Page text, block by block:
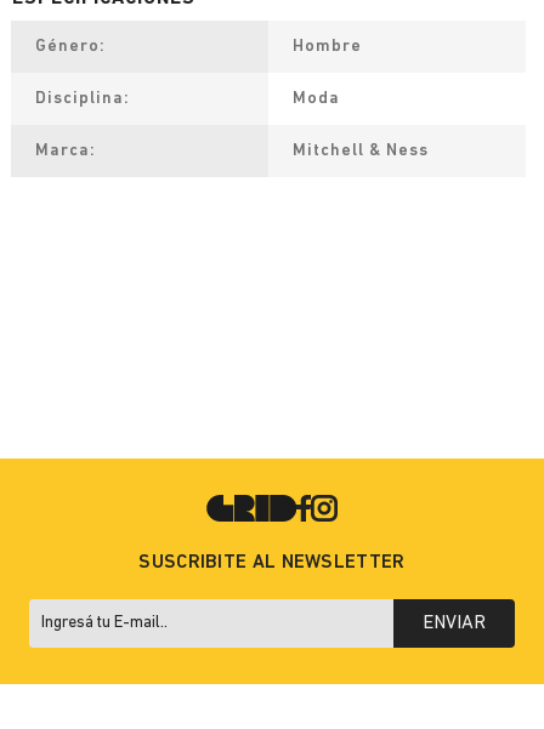
Género Hombre
Disciplina Moda
Marca Mitchell & Ness
SUSCRIBITE AL NEWSLETTER
ENVIAR